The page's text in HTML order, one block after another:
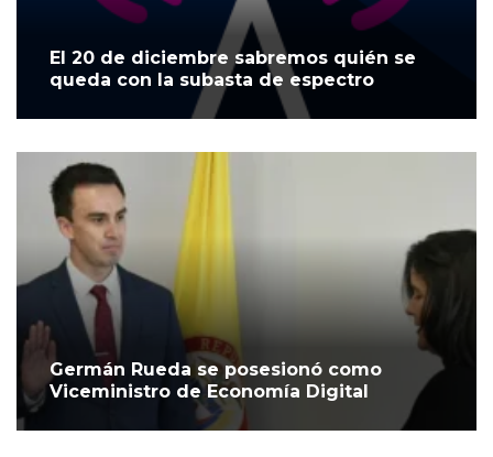
El 20 de diciembre sabremos quién se
queda con la subasta de espectro
Germán Rueda se posesionó como
Viceministro de Economía Digital